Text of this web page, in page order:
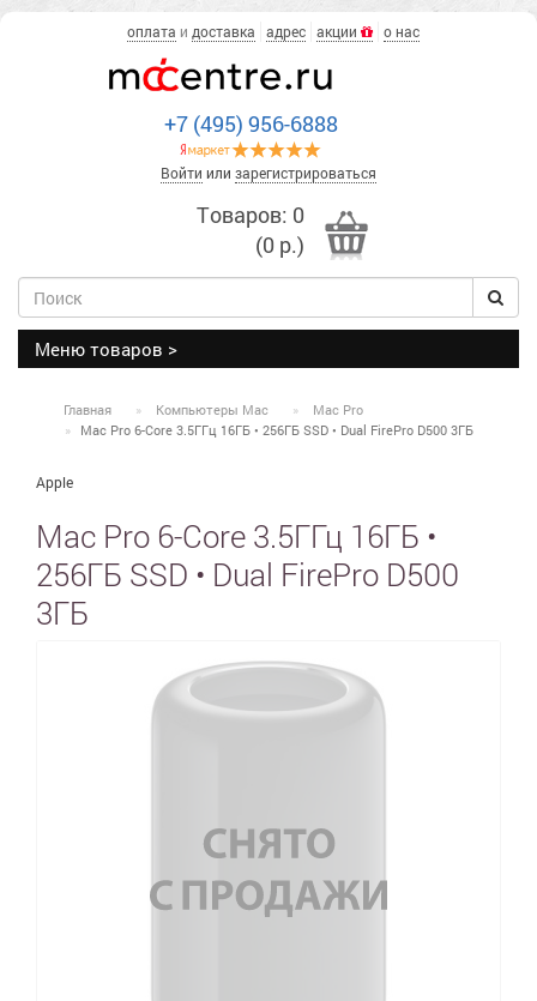
оплата и доставка адрес акции о нас
+7 (495) 956-6888
Войти или зарегистрироваться
Товаров: 0
(0 р.)
Меню товаров >
Главная Компьютеры Mac
Mac Pro
Mac Pro 6-Core 3.5ГГц 16ГБ • 256ГБ SSD • Dual FirePro D500 3ГБ
Apple
Mac Pro 6-Core 3.5ГГц 16ГБ •
256ГБ SSD • Dual FirePro D500
3ГБ